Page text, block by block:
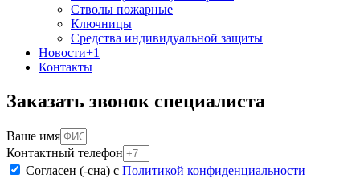
Стволы пожарные
Ключницы
Средства индивидуальной защиты
Новости+1
Контакты
Заказать звонок специалиста
Ваше имя
Контактный телефон
Согласен (-сна) с Политикой конфиденциальности